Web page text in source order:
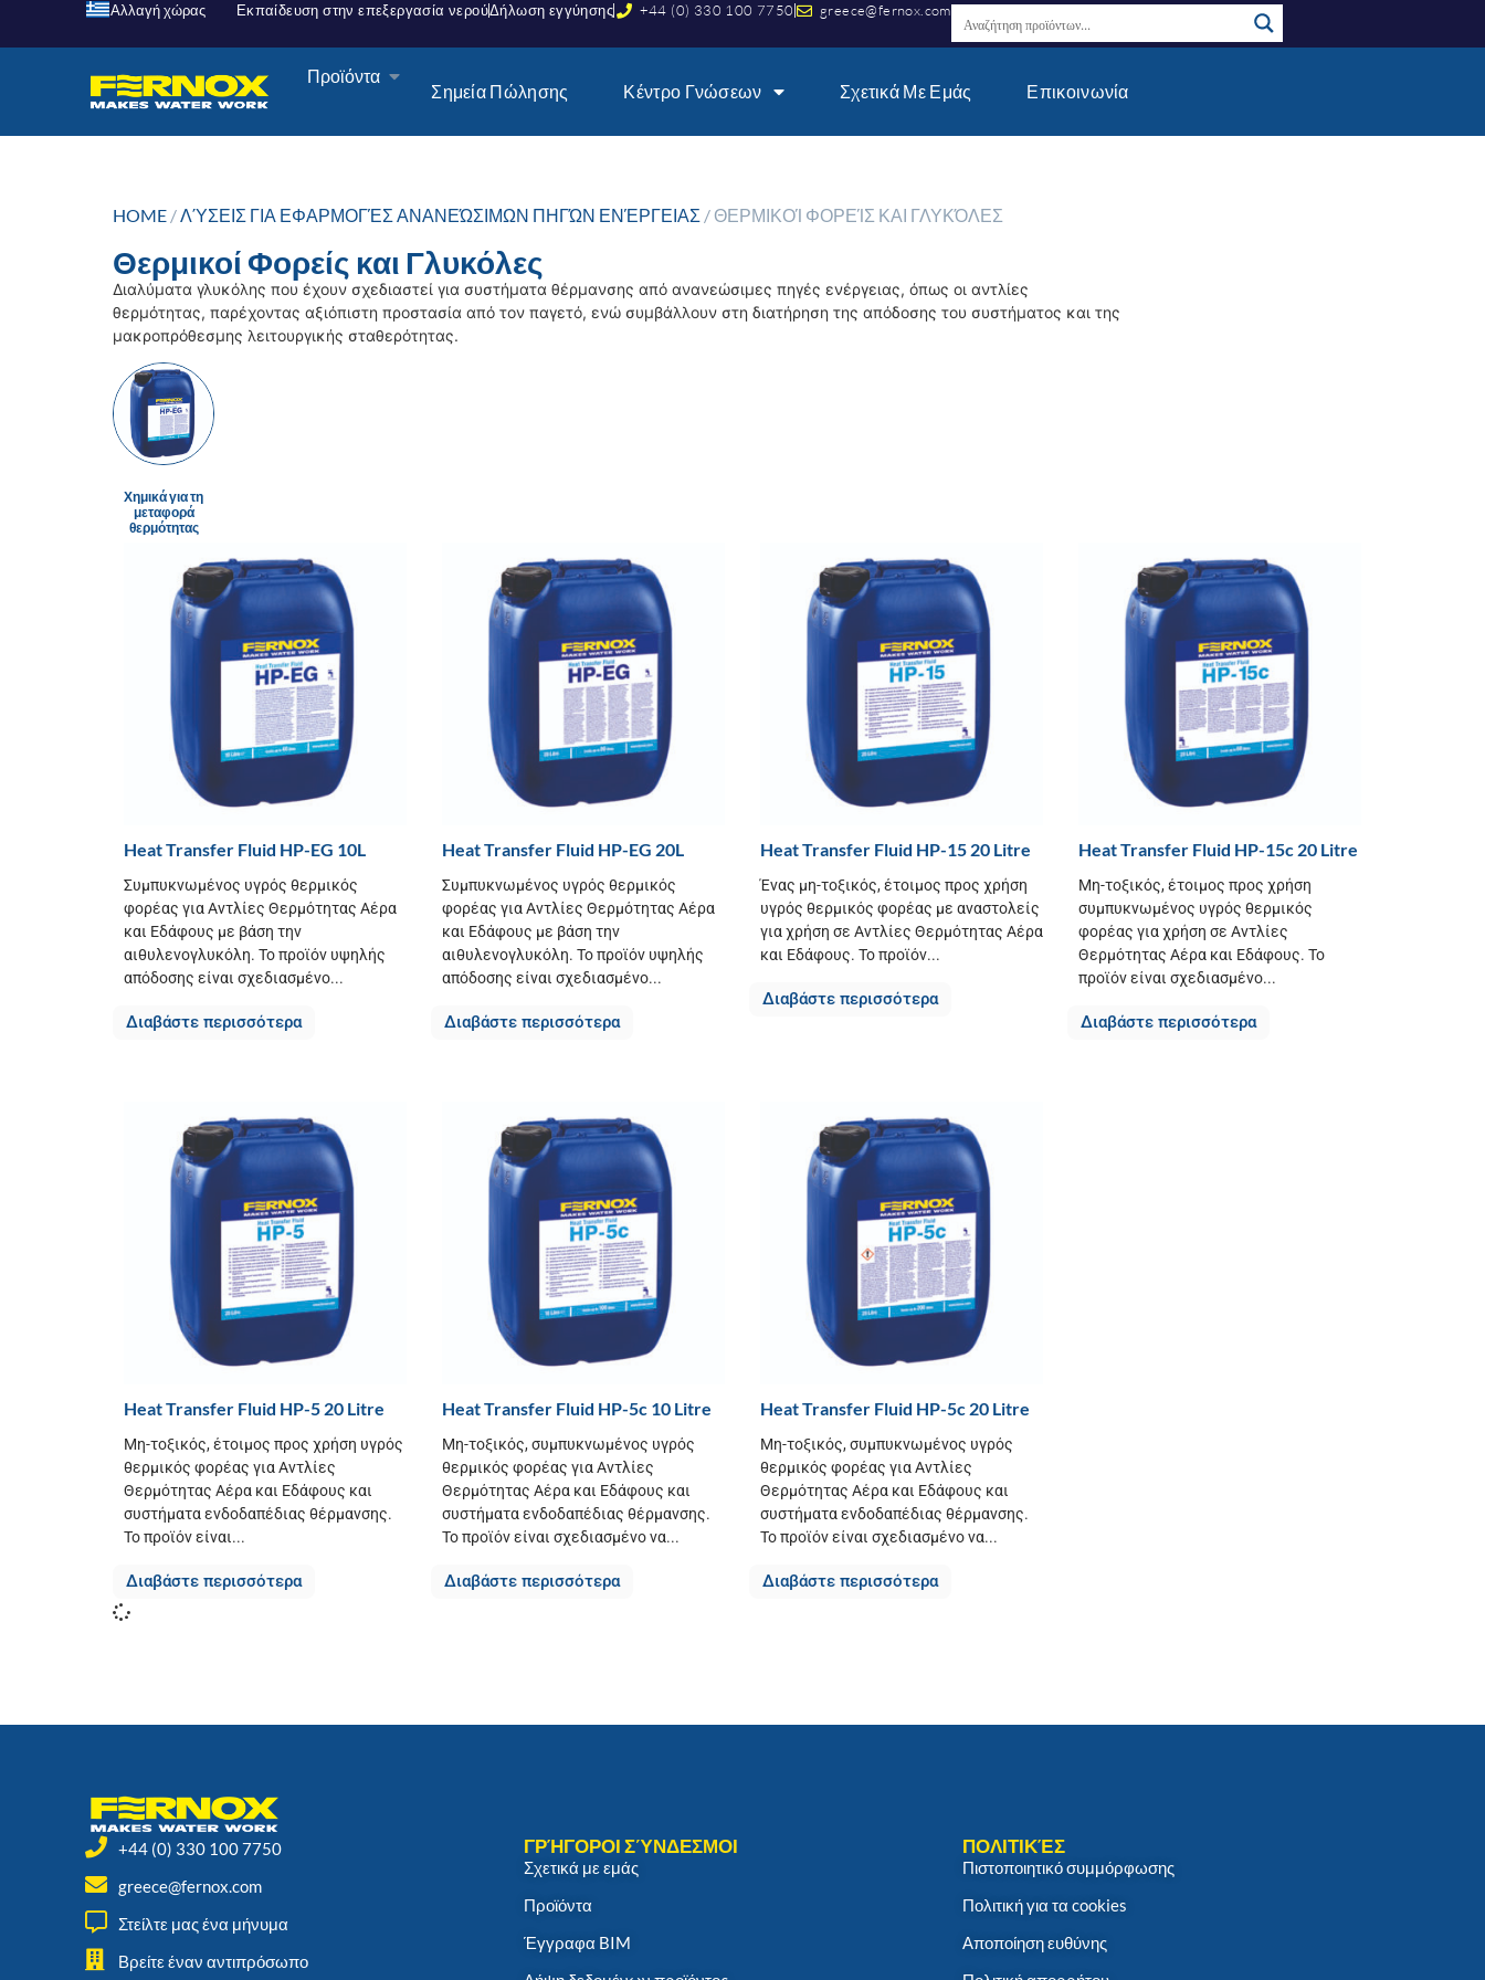
Αλλαγή χώρας Εκπαίδευση στην επεξεργασία νερούΔήλωση εγγύησης +44 (0) 330 100 7750 greece@fernox.com
Προϊόντα
Σημεία Πώλησης Κέντρο Γνώσεων Σχετικά Με Εμάς Επικοινωνία
HOME / ΛΎΣΕΙΣ ΓΙΑ ΕΦΑΡΜΟΓΈΣ ΑΝΑΝΕΏΣΙΜΩΝ ΠΗΓΏΝ ΕΝΈΡΓΕΙΑΣ / ΘΕΡΜΙΚΟΊ ΦΟΡΕΊΣ ΚΑΙ ΓΛΥΚΌΛΕΣ
Θερμικοί Φορείς και Γλυκόλες
Διαλύματα γλυκόλης που έχουν σχεδιαστεί για συστήματα θέρμανσης από ανανεώσιμες πηγές ενέργειας, όπως οι αντλίες
θερμότητας, παρέχοντας αξιόπιστη προστασία από τον παγετό, ενώ συμβάλλουν στη διατήρηση της απόδοσης του συστήματος και της
μακροπρόθεσμης λειτουργικής σταθερότητας.
Χημικά για τη
μεταφορά
θερμότητας
Heat Transfer Fluid HP-EG 10L
Συμπυκνωμένος υγρός θερμικός
φορέας για Αντλίες Θερμότητας Αέρα
και Εδάφους με βάση την
αιθυλενογλυκόλη. Το προϊόν υψηλής
απόδοσης είναι σχεδιασμένο...
Διαβάστε περισσότερα
Heat Transfer Fluid HP-EG 20L
Συμπυκνωμένος υγρός θερμικός
φορέας για Αντλίες Θερμότητας Αέρα
και Εδάφους με βάση την
αιθυλενογλυκόλη. Το προϊόν υψηλής
απόδοσης είναι σχεδιασμένο...
Διαβάστε περισσότερα
Heat Transfer Fluid HP-15 20 Litre
Ένας μη-τοξικός, έτοιμος προς χρήση
υγρός θερμικός φορέας με αναστολείς
για χρήση σε Αντλίες Θερμότητας Αέρα
και Εδάφους. Το προϊόν...
Διαβάστε περισσότερα
Heat Transfer Fluid HP-15c 20 Litre
Μη-τοξικός, έτοιμος προς χρήση
συμπυκνωμένος υγρός θερμικός
φορέας για χρήση σε Αντλίες
Θερμότητας Αέρα και Εδάφους. Το
προϊόν είναι σχεδιασμένο...
Διαβάστε περισσότερα
Heat Transfer Fluid HP-5 20 Litre
Μη-τοξικός, έτοιμος προς χρήση υγρός
θερμικός φορέας για Αντλίες
Θερμότητας Αέρα και Εδάφους και
συστήματα ενδοδαπέδιας θέρμανσης.
Το προϊόν είναι...
Διαβάστε περισσότερα
Heat Transfer Fluid HP-5c 10 Litre
Μη-τοξικός, συμπυκνωμένος υγρός
θερμικός φορέας για Αντλίες
Θερμότητας Αέρα και Εδάφους και
συστήματα ενδοδαπέδιας θέρμανσης.
Το προϊόν είναι σχεδιασμένο να...
Διαβάστε περισσότερα
Heat Transfer Fluid HP-5c 20 Litre
Μη-τοξικός, συμπυκνωμένος υγρός
θερμικός φορέας για Αντλίες
Θερμότητας Αέρα και Εδάφους και
συστήματα ενδοδαπέδιας θέρμανσης.
Το προϊόν είναι σχεδιασμένο να...
Διαβάστε περισσότερα
+44 (0) 330 100 7750
greece@fernox.com
Στείλτε μας ένα μήνυμα
Βρείτε έναν αντιπρόσωπο
ΓΡΉΓΟΡΟΙ ΣΎΝΔΕΣΜΟΙ
Σχετικά με εμάς
Προϊόντα
Έγγραφα BIM
ΠΟΛΙΤΙΚΈΣ
Πιστοποιητικό συμμόρφωσης
Πολιτική για τα cookies
Αποποίηση ευθύνης